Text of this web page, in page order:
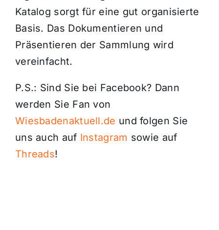
Katalog sorgt für eine gut organisierte
Basis. Das Dokumentieren und
Präsentieren der Sammlung wird
vereinfacht.
P.S.: Sind Sie bei Facebook? Dann
werden Sie Fan von
Wiesbadenaktuell.de und folgen Sie
uns auch auf Instagram sowie auf
Threads!